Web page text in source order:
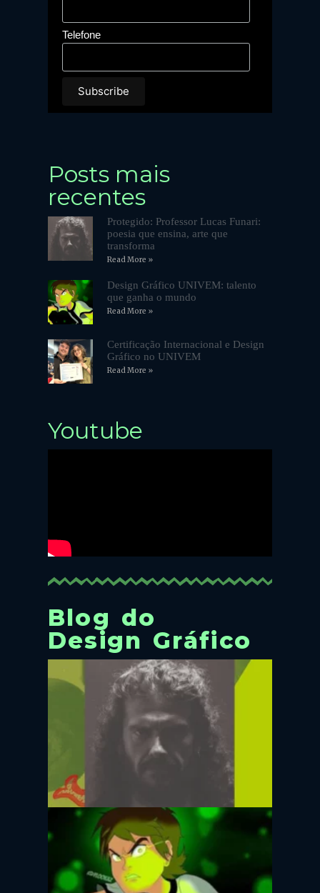
Telefone
Posts mais
recentes
Protegido: Professor Lucas Funari:
poesia que ensina, arte que
transforma
Read More »
Design Gráfico UNIVEM: talento
que ganha o mundo
Read More »
Certificação Internacional e Design
Gráfico no UNIVEM
Read More »
Youtube
Blog do
Design Gráfico